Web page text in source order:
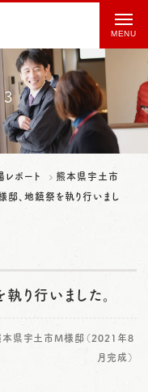
レポート
熊本県宇土市
、地鎮祭を執り行いまし
り行いました。
本県宇土市M様邸（2021年8
月完成）
t
o
g
g
l
e
g
i